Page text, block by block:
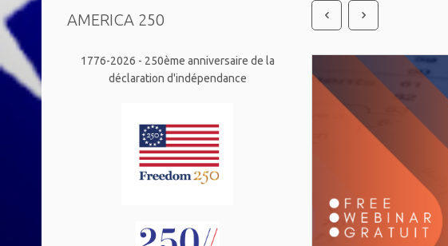
AMERICA 250
1776-2026 - 250ème anniversaire de la
déclaration d'indépendance